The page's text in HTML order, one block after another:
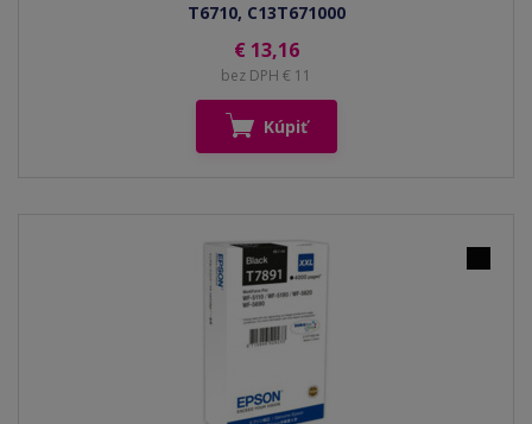
T6710, C13T671000
€ 13,16
bez DPH € 11
Kúpiť